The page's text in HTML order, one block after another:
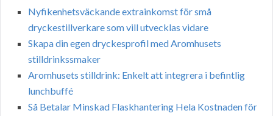
Nyfikenhetsväckande extrainkomst för små
dryckestillverkare som vill utvecklas vidare
Skapa din egen dryckesprofil med Aromhusets
stilldrinkssmaker
Aromhusets stilldrink: Enkelt att integrera i befintlig
lunchbuffé
Så Betalar Minskad Flaskhantering Hela Kostnaden för